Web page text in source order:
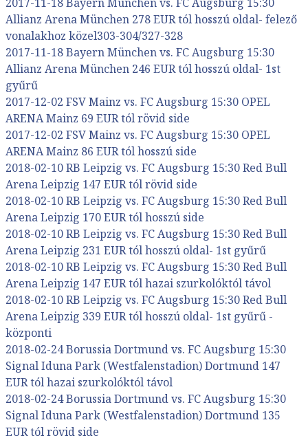
Allianz Arena München 278 EUR tól hosszú oldal- felező
vonalakhoz közel303-304/327-328
2017-11-18 Bayern München vs. FC Augsburg 15:30
Allianz Arena München 246 EUR tól hosszú oldal- 1st
gyűrű
2017-12-02 FSV Mainz vs. FC Augsburg 15:30 OPEL
ARENA Mainz 69 EUR tól rövid side
2017-12-02 FSV Mainz vs. FC Augsburg 15:30 OPEL
ARENA Mainz 86 EUR tól hosszú side
2018-02-10 RB Leipzig vs. FC Augsburg 15:30 Red Bull
Arena Leipzig 147 EUR tól rövid side
2018-02-10 RB Leipzig vs. FC Augsburg 15:30 Red Bull
Arena Leipzig 170 EUR tól hosszú side
2018-02-10 RB Leipzig vs. FC Augsburg 15:30 Red Bull
Arena Leipzig 231 EUR tól hosszú oldal- 1st gyűrű
2018-02-10 RB Leipzig vs. FC Augsburg 15:30 Red Bull
Arena Leipzig 147 EUR tól hazai szurkolóktól távol
2018-02-10 RB Leipzig vs. FC Augsburg 15:30 Red Bull
Arena Leipzig 339 EUR tól hosszú oldal- 1st gyűrű -
központi
2018-02-24 Borussia Dortmund vs. FC Augsburg 15:30
Signal Iduna Park (Westfalenstadion) Dortmund 147
EUR tól hazai szurkolóktól távol
2018-02-24 Borussia Dortmund vs. FC Augsburg 15:30
Signal Iduna Park (Westfalenstadion) Dortmund 135
EUR tól rövid side